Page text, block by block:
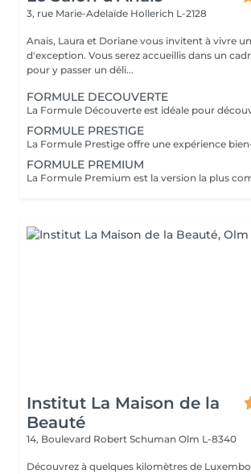
3, rue Marie-Adelaïde Hollerich L-2128
Anais, Laura et Doriane vous invitent à vivre
d'exception. Vous serez accueillis dans un cadre raffiné et feutré
pour y passer un déli...
FORMULE DECOUVERTE
FORMULE PRESTIGE
FORMULE PREMIUM
Institut La Maison de la
Beauté
14, Boulevard Robert Schuman Olm L-8340
Découvrez à quelques kilomètres de